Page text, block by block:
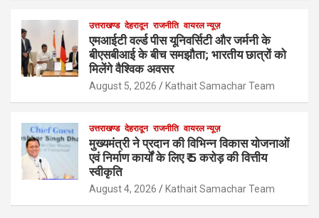
उत्तराखण्ड देहरादून राजनीति वायरल न्यूज़
एमआईटी वर्ल्ड पीस यूनिवर्सिटी और जर्मनी के
बीएसबीआई के बीच समझौता; भारतीय छात्रों को
मिलेंगे वैश्विक अवसर
August 5, 2026 Kathait Samachar Team
उत्तराखण्ड देहरादून राजनीति वायरल न्यूज़
मुख्यमंत्री ने प्रदान की विभिन्न विकास योजनाओं
एवं निर्माण कार्यों के लिए ₹ 5 करोड़ की वित्तीय
स्वीकृति
August 4, 2026 Kathait Samachar Team